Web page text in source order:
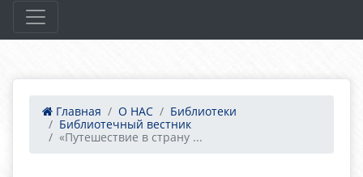
Главная О НАС
Библиотеки
Библиотечный вестник
«Путешествие в страну ...